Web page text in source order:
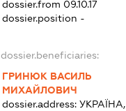
dossier.from 09.10.17
dossier.position -
dossier.beneficiaries:
ГРИНЮК ВАСИЛЬ
МИХАЙЛОВИЧ
dossier.address: